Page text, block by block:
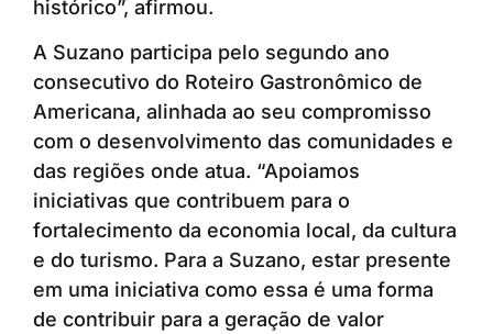
histórico”, afirmou.
A Suzano participa pelo segundo ano
consecutivo do Roteiro Gastronômico de
Americana, alinhada ao seu compromisso
com o desenvolvimento das comunidades e
das regiões onde atua. “Apoiamos
iniciativas que contribuem para o
fortalecimento da economia local, da cultura
e do turismo. Para a Suzano, estar presente
em uma iniciativa como essa é uma forma
de contribuir para a geração de valor